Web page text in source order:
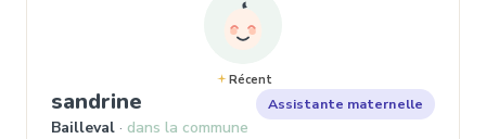
Récent
sandrine , Garde d'enfant à Bailleval
Bailleval dans la commune
Assistante maternelle